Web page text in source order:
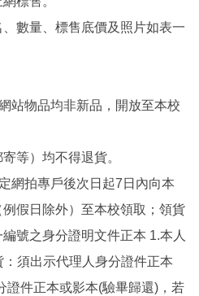
數量、標售底價及照片如表一
站物品均非新品，開放至本校
等）均不得退貨。
網拍專戶後次日起7日內向本
假日除外）至本校領取；領貨
號之身分證明文件正本 1.本人
須出示代理人身分證件正本
證件正本或影本(驗畢歸還)，若